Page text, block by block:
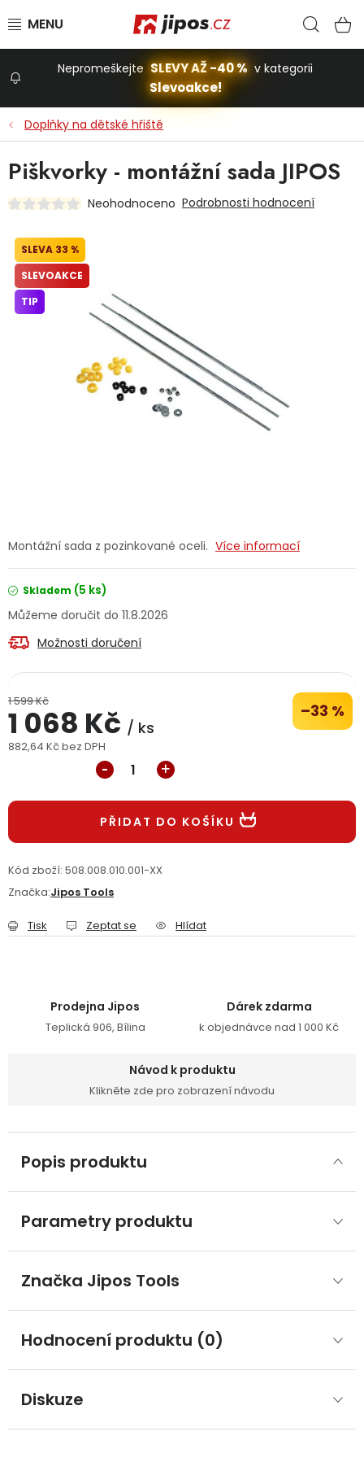
Stavba a dům
Dílna
Domácnost
Dětská hřiště
Fotovoltaika
Výprodej
Značky
Jaký je aktuální stav mé objednávky?
Hodnocení obchodu
Doprava a platba Váš zákaznický účet
PODPORA
Obchodní podmínky Reklamační řád
Nepromeškejte SLEVY AŽ -40 % v kategorii
Slevoakce!
Doplňky na dětské hřiště
Montážní sada z pozinkované oceli. Více informací
Skladem (5 ks)
11.8.2026
Možnosti doručení
1 599 Kč –33 %
1 068 Kč / ks
882,64 Kč bez DPH
PŘIDAT DO KOŠÍKU
Kód zboží: 508.008.010.001-XX
Značka:Jipos Tools
Tisk Zeptat se Hlídat
Piškvorky - montážní sada JIPOS
Neohodnoceno Podrobnosti hodnocení
33 %
SLEVOAKCE
TIP
Prodejna Jipos
Teplická 906, Bílina
Dárek zdarma
k objednávce nad 1 000 Kč
Návod k produktu
Klikněte zde pro zobrazení návodu
Popis produktu
Parametry produktu
Značka Jipos Tools
Hodnocení produktu (0)
Diskuze